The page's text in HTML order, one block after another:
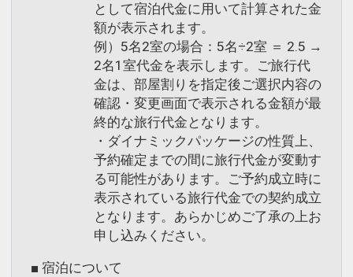
として宿泊代金に用いて計算された金
額が表示されます。
例）5名2室の場合：5名÷2室 ＝ 2.5 →
2名1室代金を表示します。ご旅行代
金は、部屋割りを指定後ご選択内容の
確認・変更画面で表示される金額が最
終的な旅行代金となります。
・ダイナミックパッケージの性質上、
予約確定までの間に旅行代金が変動す
る可能性があります。ご予約成立時に
表示されている旅行代金での契約成立
となります。あらかじめご了承の上お
申し込みください。
■ 宿泊について